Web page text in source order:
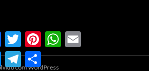
com WordPress
FacebookTwitterPinterestWhatsApp
MessengerTelegramCompartilhar